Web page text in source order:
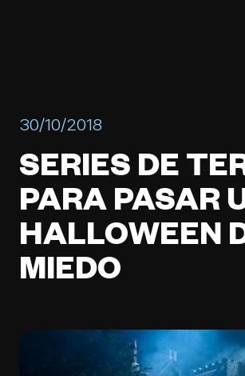
30/10/2018
SERIES DE
PARA PASAR
HALLOWEEN
MIEDO